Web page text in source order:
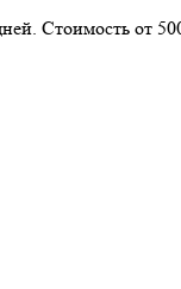
Стоимость от